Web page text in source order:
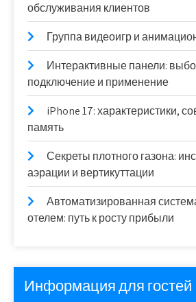
обслуживания клиентов
Группа видеоигр и
Интерактивные панели:
подключение и применение
iPhone 17: характеристики,
память
Секреты плотного газона:
аэрации и вертикуттации
Автоматизированная
отелем: путь к росту прибыли
Информация для гостей